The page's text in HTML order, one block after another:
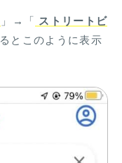
」→「
ストリートビ
とこのように表示